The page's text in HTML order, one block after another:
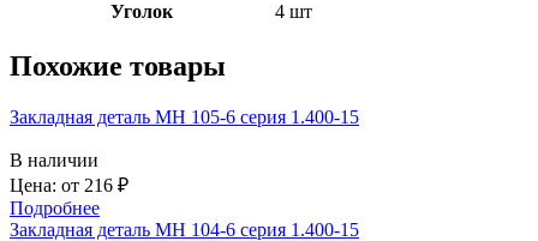
Уголок
4 шт
Похожие товары
Закладная деталь МН 105-6 серия 1.400-15
В наличии
Цена: от 216 ₽
Подробнее
Закладная деталь МН 104-6 серия 1.400-15